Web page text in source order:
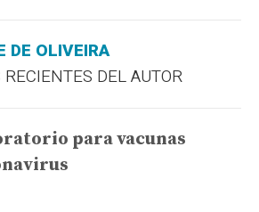
DE OLIVEIRA
DEL AUTOR
para vacunas